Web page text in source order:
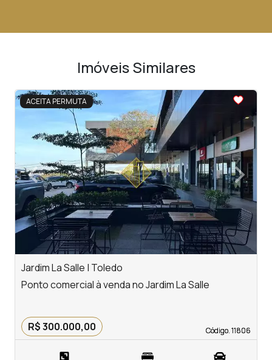
Imóveis Similares
ACEITA PERMUTA
<<<<
‹Previous ›
Next
Jardim La Salle | Toledo
Código. 11806
Código. 11806
Ponto comercial à venda no Jardim La Salle
R$ 300.000,00